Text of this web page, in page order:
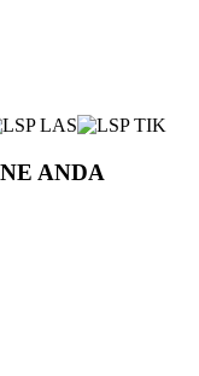
ANDA